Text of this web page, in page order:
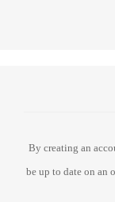
By creating an
be up to date on an